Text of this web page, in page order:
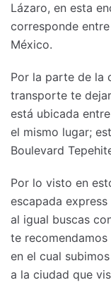
Lázaro, en esta
corresponde
México.
Por la parte de la
transporte te
está ubicada
el mismo lugar;
Boulevard
Por lo visto en
escapada
al igual buscas
te
en el cual
a la ciudad que